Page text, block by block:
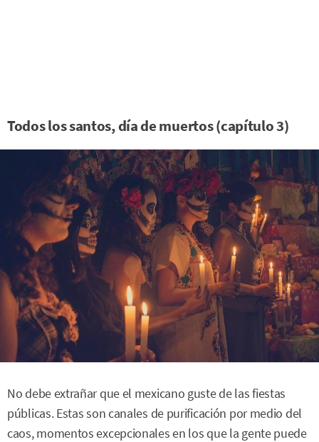
Todos los santos, día de muertos (capítulo 3)
No debe extrañar que el mexicano guste de las fiestas
públicas. Estas son canales de purificación por medio del
caos, momentos excepcionales en los que la gente puede